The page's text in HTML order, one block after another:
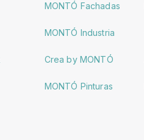
MONTÓ Fachadas
MONTÓ Industria
Crea by MONTÓ
MONTÓ Pinturas